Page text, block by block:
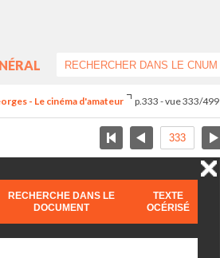
- Le cinéma d'amateur p.333 - vue 333/499
RECHERCHE DANS LE
DOCUMENT
TEXTE
OCÉRISÉ